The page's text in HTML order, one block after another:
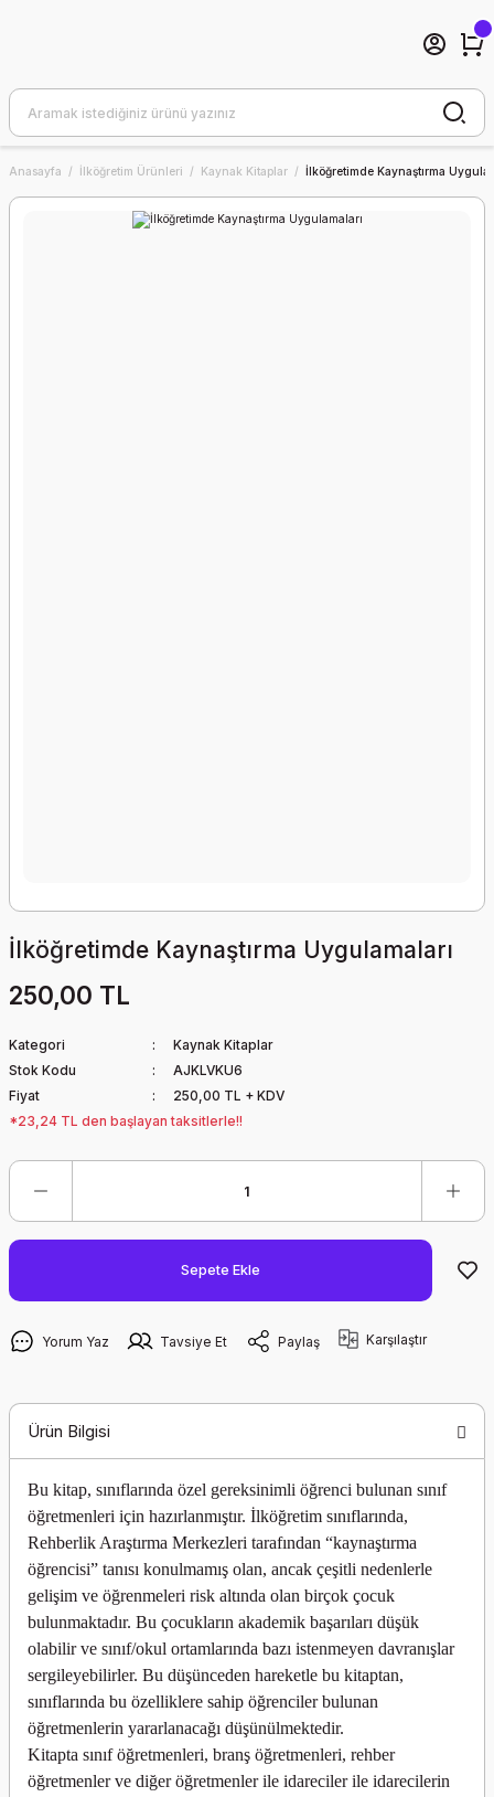
Anasayfa İlköğretim Ürünleri Kaynak Kitaplar İlköğretimde Kaynaştırma
İlköğretimde Kaynaştırma Uygulamaları
250,00 TL
Kategori
Kaynak Kitaplar
Stok Kodu
AJKLVKU6
Fiyat
250,00 TL + KDV
*23,24 TL den başlayan taksitlerle!!
Sepete Ekle
Yorum Yaz Tavsiye Et Paylaş Karşılaştır
Ürün Bilgisi
Bu kitap, sınıflarında özel gereksinimli öğrenci bulunan sınıf
öğretmenleri için hazırlanmıştır. İlköğretim sınıflarında,
Rehberlik Araştırma Merkezleri tarafından “kaynaştırma
öğrencisi” tanısı konulmamış olan, ancak çeşitli nedenlerle
gelişim ve öğrenmeleri risk altında olan birçok çocuk
bulunmaktadır. Bu çocukların akademik başarıları düşük
olabilir ve sınıf/okul ortamlarında bazı istenmeyen davranışlar
sergileyebilirler. Bu düşünceden hareketle bu kitaptan,
sınıflarında bu özelliklere sahip öğrenciler bulunan
öğretmenlerin yararlanacağı düşünülmektedir.
Kitapta sınıf öğretmenleri, branş öğretmenleri, rehber
öğretmenler ve diğer öğretmenler ile idareciler ile idarecilerin